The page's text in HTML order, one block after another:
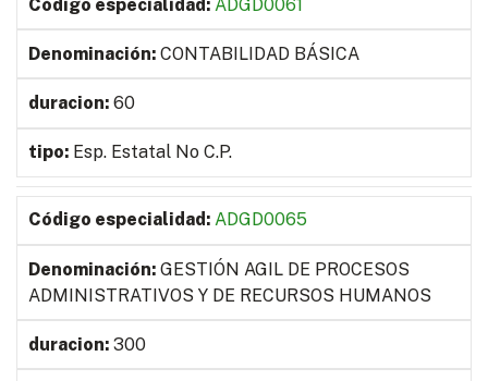
ADGD0061
CONTABILIDAD BÁSICA
60
Esp. Estatal No C.P.
ADGD0065
GESTIÓN AGIL DE PROCESOS
ADMINISTRATIVOS Y DE RECURSOS HUMANOS
300